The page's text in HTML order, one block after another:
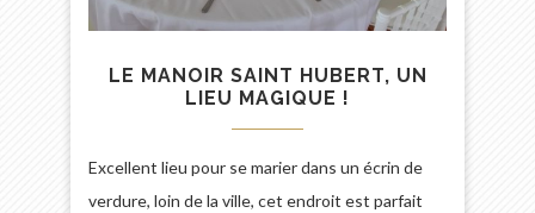
LE MANOIR SAINT HUBERT, UN
LIEU MAGIQUE !
Excellent lieu pour se marier dans un écrin de
verdure, loin de la ville, cet endroit est parfait